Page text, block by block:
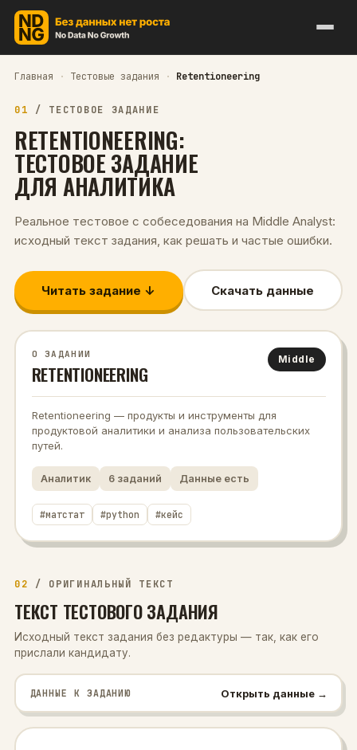
Главная · Тестовые задания · Retentioneering
01 / ТЕСТОВОЕ ЗАДАНИЕ
RETENTIONEERING:
ТЕСТОВОЕ ЗАДАНИЕ
ДЛЯ АНАЛИТИКА
Реальное тестовое с собеседования на Middle Analyst:
исходный текст задания, как решать и частые ошибки.
Читать задание ↓ Скачать данные
О ЗАДАНИИ
RETENTIONEERING
Middle
Retentioneering — продукты и инструменты для
продуктовой аналитики и анализа пользовательских
путей.
Аналитик 6 заданий Данные есть
#матстат #python #кейс
02 / ОРИГИНАЛЬНЫЙ ТЕКСТ
ТЕКСТ ТЕСТОВОГО ЗАДАНИЯ
Исходный текст задания без редактуры — так, как его
прислали кандидату.
ДАННЫЕ К ЗАДАНИЮ Открыть данные →